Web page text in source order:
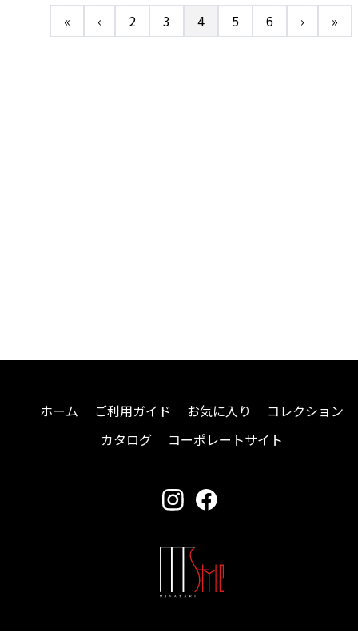
« ‹ 2 3 4 5 6 › »
ホーム ご利用ガイド お気に入り
コレクション
カタログ
コーポレートサイト